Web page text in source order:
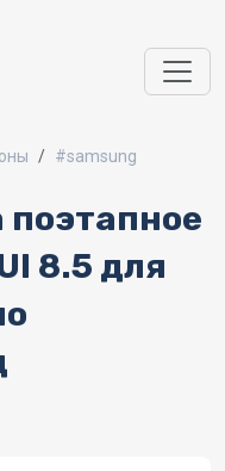
#samsung
поэтапное
8.5 для